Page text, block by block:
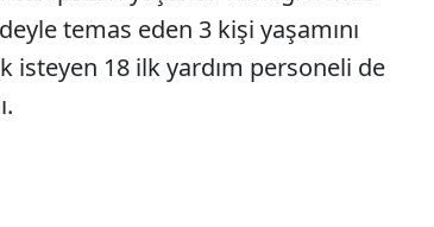
temas eden 3 kişi yaşamını
18 ilk yardım personeli de